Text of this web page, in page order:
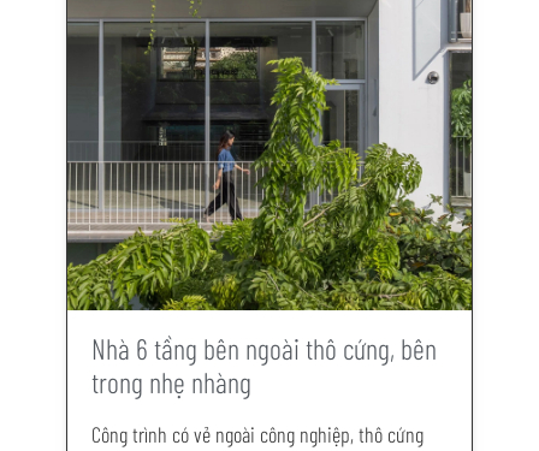
Nhà 6 tầng bên ngoài thô cứng, bên
trong nhẹ nhàng
Công trình có vẻ ngoài công nghiệp, thô cứng